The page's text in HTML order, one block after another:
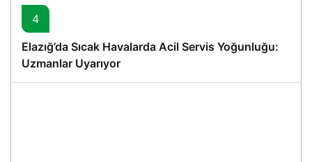
4
Elazığ’da Sıcak Havalarda Acil Servis Yoğunluğu:
Uzmanlar Uyarıyor